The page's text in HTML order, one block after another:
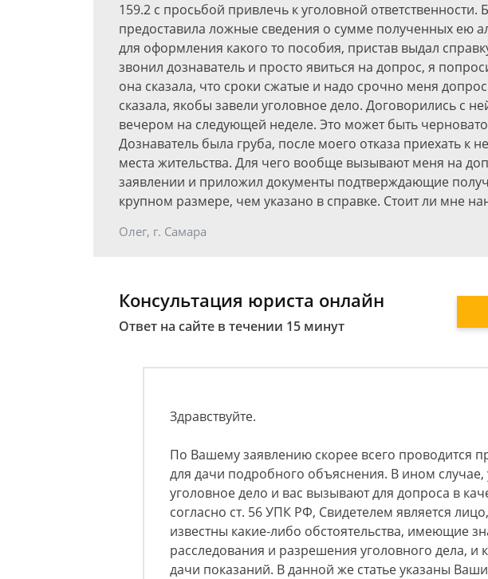
159.2 с просьбой привлечь к уголовной ответственности.
предоставила ложные сведения о сумме полученных ею
для оформления какого то пособия, пристав выдал
звонил дознаватель и просто явиться на допрос, я
она сказала, что сроки сжатые и надо срочно меня
сказала, якобы завели уголовное дело. Договорились с
вечером на следующей неделе. Это может быть
Дознаватель была груба, после моего отказа приехать к
места жительства. Для чего вообще вызывают меня на
заявлении и приложил документы подтверждающие
крупном размере, чем указано в справке. Стоит ли мне
Олег, г. Самара
Консультация юриста онлайн
Ответ на сайте в течении 15 минут
Здравствуйте.
По Вашему заявлению скорее всего проводится
для дачи подробного объяснения. В ином
уголовное дело и вас вызывают для допроса в
согласно ст. 56 УПК РФ, Свидетелем является
известны какие-либо обстоятельства, имеющие
расследования и разрешения уголовного дела, и
дачи показаний. В данной же статье указаны